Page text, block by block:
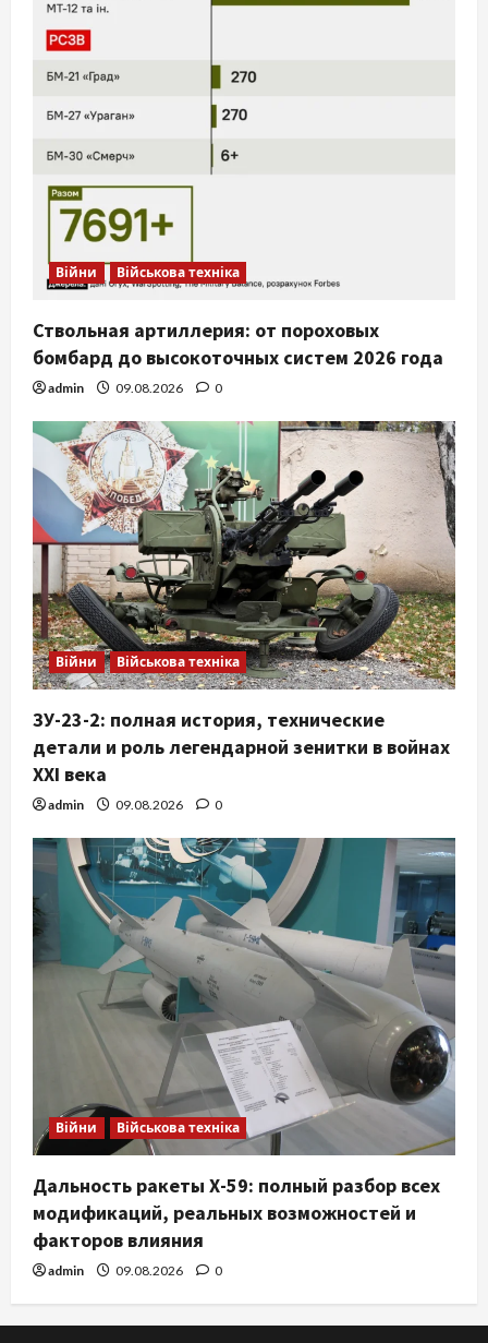
Війни Військова техніка
Ствольная артиллерия: от пороховых
бомбард до высокоточных систем 2026 года
admin 09.08.2026 0
Війни Військова техніка
ЗУ-23-2: полная история, технические
детали и роль легендарной зенитки в войнах
XXI века
admin 09.08.2026 0
Війни Військова техніка
Дальность ракеты Х-59: полный разбор всех
модификаций, реальных возможностей и
факторов влияния
admin 09.08.2026 0